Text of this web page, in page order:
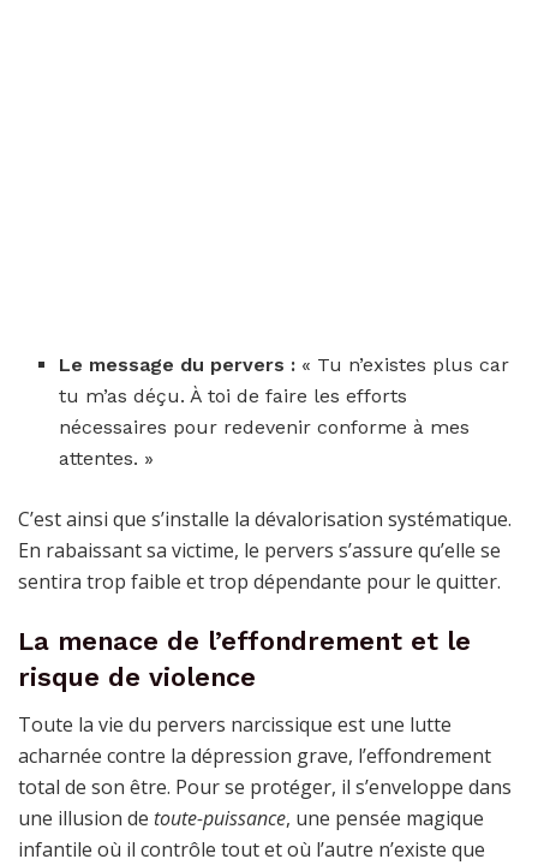
Le message du pervers : « Tu n’existes plus car
tu m’as déçu. À toi de faire les efforts
nécessaires pour redevenir conforme à mes
attentes. »
C’est ainsi que s’installe la dévalorisation systématique.
En rabaissant sa victime, le pervers s’assure qu’elle se
sentira trop faible et trop dépendante pour le quitter.
La menace de l’effondrement et le
risque de violence
Toute la vie du pervers narcissique est une lutte
acharnée contre la dépression grave, l’effondrement
total de son être. Pour se protéger, il s’enveloppe dans
une illusion de toute-puissance, une pensée magique
infantile où il contrôle tout et où l’autre n’existe que